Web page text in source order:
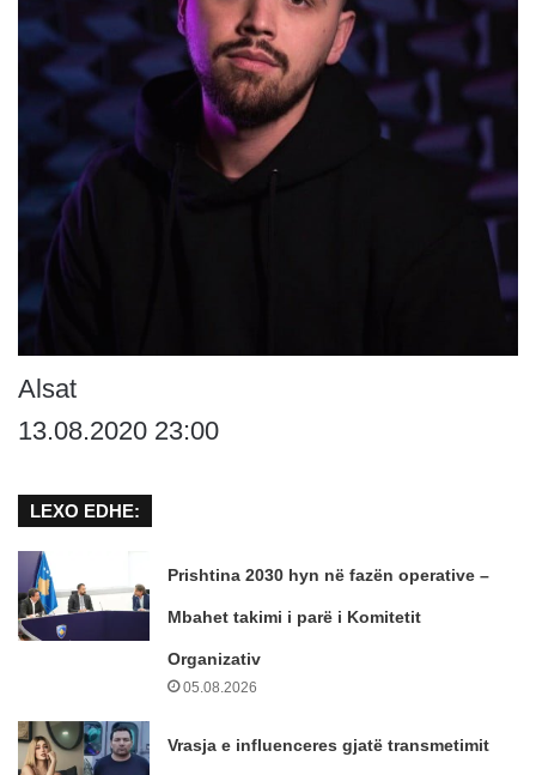
Alsat
13.08.2020 23:00
LEXO EDHE:
Prishtina 2030 hyn në fazën operative –
Mbahet takimi i parë i Komitetit
Organizativ
05.08.2026
Vrasja e influenceres gjatë transmetimit